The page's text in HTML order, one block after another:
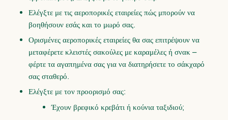
Ελέγξτε με τις αεροπορικές εταιρείες πώς μπορούν να
βοηθήσουν εσάς και το μωρό σας.
Ορισμένες αεροπορικές εταιρείες θα σας επιτρέψουν να
μεταφέρετε κλειστές σακούλες με καραμέλες ή σνακ –
φέρτε τα αγαπημένα σας για να διατηρήσετε το σάκχαρό
σας σταθερό.
Ελέγξτε με τον προορισμό σας:
Έχουν βρεφικό κρεβάτι ή κούνια ταξιδιού;